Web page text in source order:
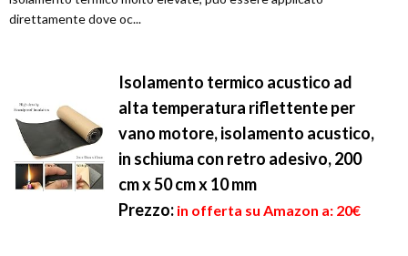
direttamente dove oc...
Isolamento termico acustico ad
alta temperatura riflettente per
vano motore, isolamento acustico,
in schiuma con retro adesivo, 200
cm x 50 cm x 10 mm
Prezzo: in offerta su Amazon a: 20€